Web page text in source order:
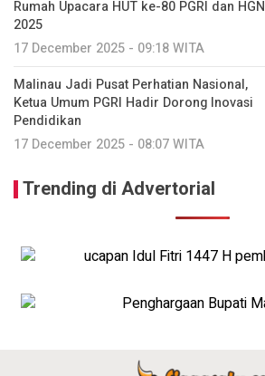
Rumah Upacara HUT ke-80 PGRI dan HGN
2025
17 December 2025 - 09:18 WITA
Malinau Jadi Pusat Perhatian Nasional,
Ketua Umum PGRI Hadir Dorong Inovasi
Pendidikan
17 December 2025 - 08:07 WITA
Trending di Advertorial